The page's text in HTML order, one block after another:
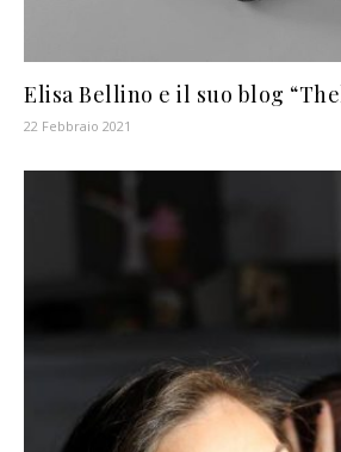
Elisa Bellino e il suo blog
22 Febbraio 2021